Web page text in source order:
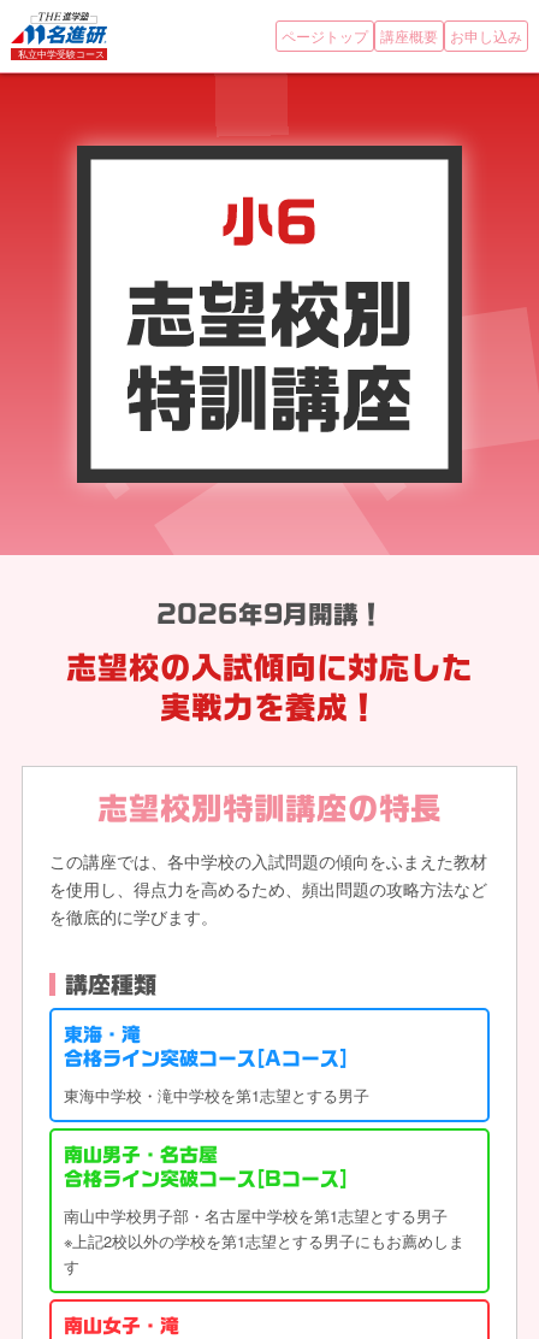
ページトップ 講座概要 お申し込み
2026年9月開講！
志望校の入試傾向に対応した
実戦力を養成！
志望校別特訓講座の特長
この講座では、各中学校の入試問題の傾向をふまえた教材
を使用し、得点力を高めるため、頻出問題の攻略方法など
を徹底的に学びます。
講座種類
東海・滝
合格ライン突破コース [Aコース]
東海中学校・滝中学校を第1志望とする男子
南山男子・名古屋
合格ライン突破コース [Bコース]
南山中学校男子部・名古屋中学校を第1志望とする男子
※上記2校以外の学校を第1志望とする男子にもお薦めしま
す
南山女子・滝